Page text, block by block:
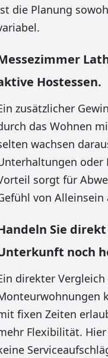
die Planung
Hostessen.
zusätzlicher
das Wohnen
wachsen
oder
sorgt für
von Alleinsein
Sie
noch
direkter
fixen Zeiten
Flexibilität.